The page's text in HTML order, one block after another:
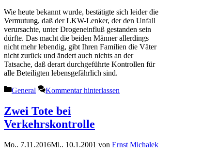
Wie heute bekannt wurde, bestätigte sich leider die
Vermutung, daß der LKW-Lenker, der den Unfall
verursachte, unter Drogeneinfluß gestanden sein
dürfte. Das macht die beiden Männer allerdings
nicht mehr lebendig, gibt Ihren Familien die Väter
nicht zurück und ändert auch nichts an der
Tatsache, daß derart durchgeführte Kontrollen für
alle Beteiligten lebensgefährlich sind.
Kategorien
General Kommentar hinterlassen
Zwei Tote bei
Verkehrskontrolle
Mo.. 7.11.2016Mi.. 10.1.2001 von Ernst Michalek